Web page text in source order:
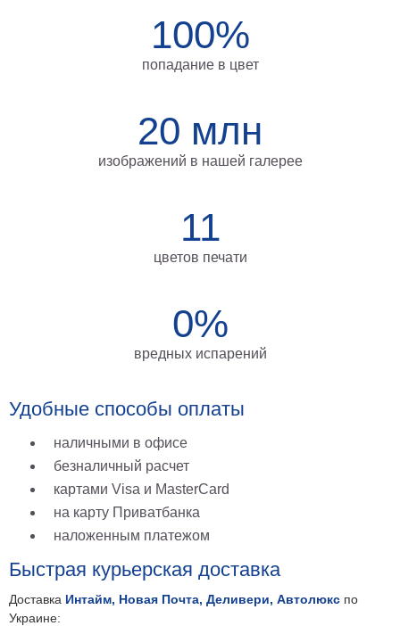
100%
попадание в цвет
20 млн
изображений в нашей галерее
11
цветов печати
0%
вредных испарений
Удобные способы оплаты
наличными в офисе
безналичный расчет
картами Visa и MasterCard
на карту Приватбанка
наложенным платежом
Быстрая курьерская доставка
Доставка Интайм, Новая Почта, Деливери, Автолюкс по
Украине: